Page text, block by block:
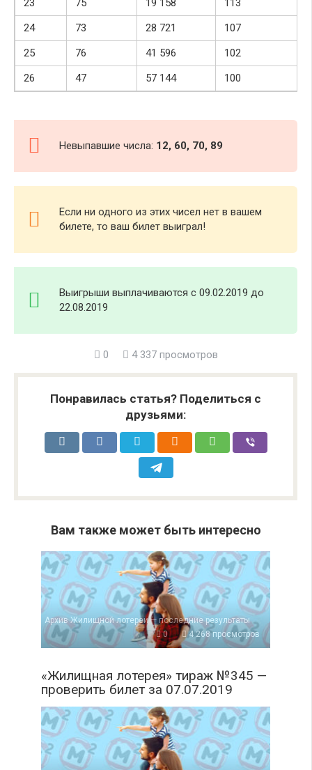
23 75 19 158
113
24
73 28 721
107
25
76 41 596
102
26
47 57 144 100
Невыпавшие числа: 12, 60, 70, 89
Если ни одного из этих чисел нет в вашем
билете, то ваш билет выиграл!
Выигрыши выплачиваются с 09.02.2019 до
22.08.2019
0 4 337 просмотров
Понравилась статья? Поделиться с
друзьями:
Вам также может быть интересно
Архив Жилищной лотереи — последние результаты
0
4 268 просмотров
«Жилищная лотерея» тираж №345 —
проверить билет за 07.07.2019